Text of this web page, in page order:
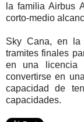
la familia Airbus
corto-medio
Sky Cana, en la
tramites finales
en una licencia
convertirse en
capacidad de
capacidades.